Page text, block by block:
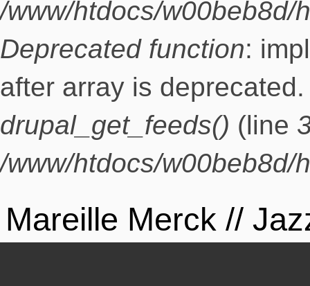
/www/htdocs/w00beb8d/
Deprecated function:
after array is
drupal_get_feeds() (line
/www/htdocs/w00beb8d/
Mareille Merck //